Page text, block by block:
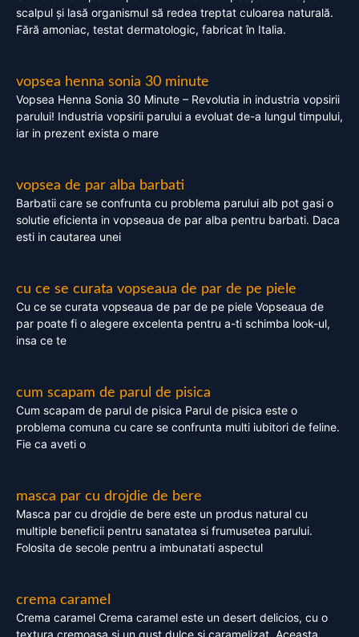
scalpul și lasă organismul să redea treptat culoarea naturală.
Fără amoniac, testat dermatologic, fabricat în Italia.
vopsea henna sonia 30 minute
Vopsea Henna Sonia 30 Minute – Revolutia in industria vopsirii
parului! Industria vopsirii parului a evoluat de-a lungul timpului,
iar in prezent exista o mare
vopsea de par alba barbati
Barbatii care se confrunta cu problema parului alb pot gasi o
solutie eficienta in vopseaua de par alba pentru barbati. Daca
esti in cautarea unei
cu ce se curata vopseaua de par de pe piele
Cu ce se curata vopseaua de par de pe piele Vopseaua de
par poate fi o alegere excelenta pentru a-ti schimba look-ul,
insa ce te
cum scapam de parul de pisica
Cum scapam de parul de pisica Parul de pisica este o
problema comuna cu care se confrunta multi iubitori de feline.
Fie ca aveti o
masca par cu drojdie de bere
Masca par cu drojdie de bere este un produs natural cu
multiple beneficii pentru sanatatea si frumusetea parului.
Folosita de secole pentru a imbunatati aspectul
crema caramel
Crema caramel Crema caramel este un desert delicios, cu o